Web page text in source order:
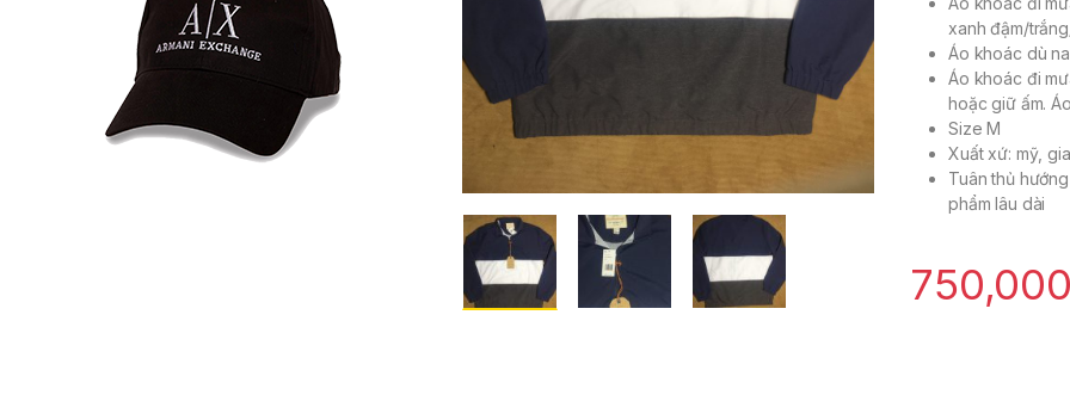
xanh đậm/
Áo khoác dù
Áo khoác đi
hoặc giữ ấm.
Size M
Xuất xứ: mỹ,
Tuân thủ
phẩm lâu dài